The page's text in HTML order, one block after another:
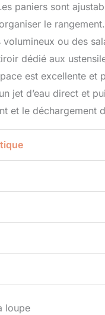
paniers sont
le
ou des
dédié aux
est excellente
jet d’eau direct et
et le déchargement
loupe